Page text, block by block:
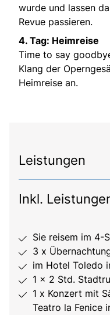
wurde und lassen
Revue passieren.
4. Tag: Heimreise
Time to say
Klang der
Heimreise an.
Leistungen
Inkl.
Sie reisem im 4-
3 x
im Hotel Toledo
1 x 2 Std.
1 x Konzert mit
Teatro la Fenice